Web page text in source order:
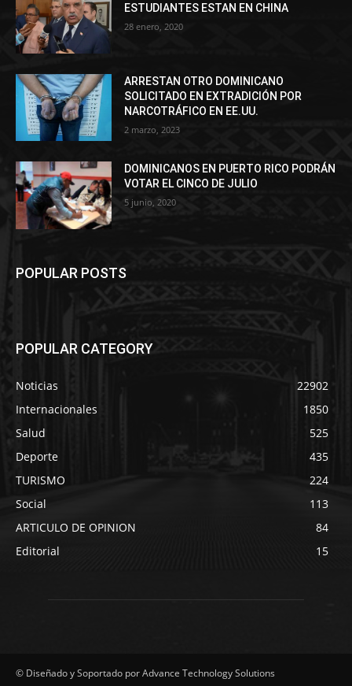
ESTUDIANTES ESTAN EN CHINA
28 enero, 2020
ARRESTAN OTRO DOMINICANO
SOLICITADO EN EXTRADICIÓN POR
NARCOTRÁFICO EN EE.UU.
2 marzo, 2023
DOMINICANOS EN PUERTO RICO PODRÁN
VOTAR EL CINCO DE JULIO
5 junio, 2020
POPULAR POSTS
POPULAR CATEGORY
Noticias
22902
Internacionales
1850
Salud
525
Deporte
435
TURISMO
224
Social
113
ARTICULO DE OPINION
84
Editorial
15
© Diseñado y Soportado por Advance Technology Solutions